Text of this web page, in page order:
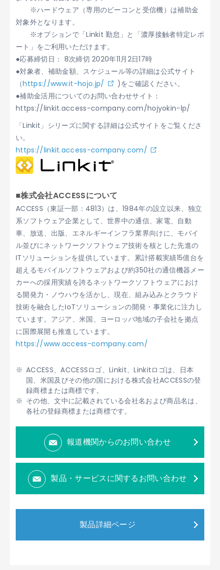
※ハードウェア（専用のビーコンと受信機）は補助金
対象外となります。
※オプションで「Linkit 勤怠」と「濃厚接触者特定レポ
ート」をご利用いただけます。
●応募締切日： 8次締切 2020年11月2日17時
●対象者、補助金額、スケジュール等の詳細は公式サイト
（https://www.it-hojo.jp/
)をご確認ください。
●補助金活用についてのお問い合わせサイト：
https://linkit.access-company.com/hojyokin-lp/
「Linkit」シリーズに関する詳細は公式サイトをご覧くださ
い。
https://linkit.access-company.com/
■株式会社ACCESSについて
ACCESS（東証一部：4813）は、1984年の設立以来、独立
系ソフトウェア企業として、世界中の通信、家電、自動
車、放送、出版、エネルギーインフラ業界向けに、モバイ
ル並びにネットワークソフトウェア技術を核とした先進の
ITソリューションを提供しています。累計搭載実績15億台を
超えるモバイルソフトウェアおよび約350社の通信機器メー
カーへの採用実績を誇るネットワークソフトウェアにおけ
る開発力・ノウハウを活かし、現在、組み込みとクラウド
技術を融合したIoTソリューションの開発・事業化に注力し
ています。アジア、米国、ヨーロッパ地域の子会社を拠点
に国際展開も推進しています。
https://www.access-company.com/
ACCESS、ACCESSロゴ、Linkit、Linkitロゴは、日本
国、米国及びその他の国における株式会社ACCESSの登
録商標または商標です。
その他、文中に記載されている会社名および商品名は、
各社の登録商標または商標です。
報道機関からのお問い合わせ
製品・サービスに関するお問い合わせ
製品詳細ページ